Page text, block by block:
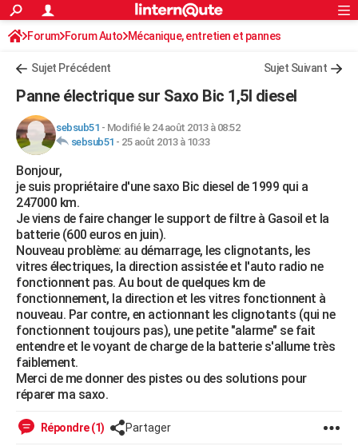
ACTUALITÉS
Politique
Société
Faits Divers
Education
Monde
Villes
+
FINANCE
Retraite
Impôts
Epargne
Immobilier
Risques naturels par ville
Banque
Assurance
Crédit
AUTO
Essais
Réserver un essai
Citadines
Berlines
SUV
Forum auto
+HIGH-TECH
Mobiles
Meilleur smartphone
Internet
Ordinateurs
Jeux vidéo
Guide high-tech
+BRICOLAGE
Forum
Aménagement intérieur
Extérieur
Cuisine
Salle de bains
Jardinage
Rangement
WEEK-END
Guides de France
Escapades
Patrimoine
Expositions
Musées
Week-end nature
+LIFESTYLE
Modes de vie
SANTE
Alimentation
Guide de la santé
Maladies
Médicaments
Sommeil
VOYAGE
Destinations
City break
Voyage nature
Voyage de noces
Forum
Climat
+PHOTO
Rechercher
S'inscrire
Connexion
Forum Forum Auto Mécanique, entretien et pannes
Sujet Précédent Sujet Suivant
Panne électrique sur Saxo Bic 1,5l diesel
sebsub51 - Modifié le 24 août 2013 à 08:52
sebsub51 - 25 août 2013 à 10:33
Bonjour,
je suis propriétaire d'une saxo Bic diesel de 1999 qui a
247000 km.
Je viens de faire changer le support de filtre à Gasoil et la
batterie (600 euros en juin).
Nouveau problème: au démarrage, les clignotants, les
vitres électriques, la direction assistée et l'auto radio ne
fonctionnent pas. Au bout de quelques km de
fonctionnement, la direction et les vitres fonctionnent à
nouveau. Par contre, en actionnant les clignotants (qui ne
fonctionnent toujours pas), une petite "alarme" se fait
entendre et le voyant de charge de la batterie s'allume très
faiblement.
Merci de me donner des pistes ou des solutions pour
réparer ma saxo.
Répondre (1) Partager